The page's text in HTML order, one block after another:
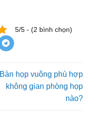
5/5 - (2 bình chọn)
Bàn họp vuông phù hợp
không gian phòng họp
nào?